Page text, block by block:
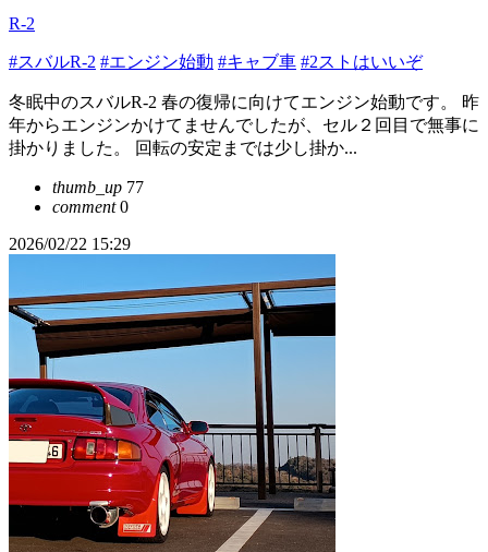
R-2
#スバルR-2 #エンジン始動 #キャブ車 #2ストはいいぞ
冬眠中のスバルR-2 春の復帰に向けてエンジン始動です。 昨
年からエンジンかけてませんでしたが、セル２回目で無事に
掛かりました。 回転の安定までは少し掛か...
thumb_up 77
comment0
2026/02/22 15:29